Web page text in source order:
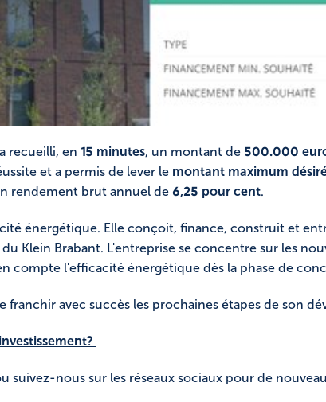
recueilli, en 15 minutes, un montant de 500.000
et a permis de lever le montant maximum
rendement brut annuel de 6,25 pour cent.
énergétique. Elle conçoit, finance, construit et
Klein Brabant. L'entreprise se concentre sur les
compte l'efficacité énergétique dès la phase de
avec succès les prochaines étapes de son
suivez-nous sur les réseaux sociaux pour de